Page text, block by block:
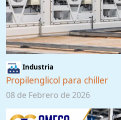
Industria
Propilenglicol para chiller
08 de Febrero de 2026